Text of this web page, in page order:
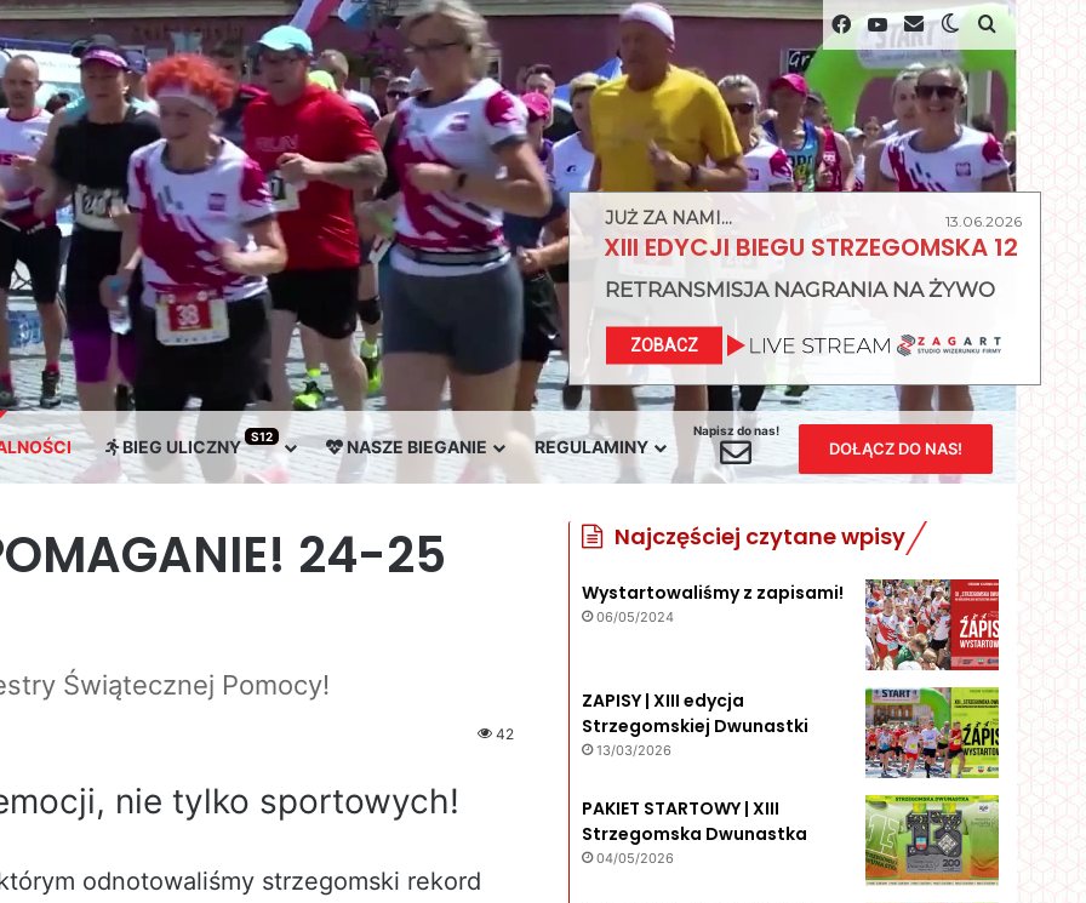
Facebook
YouTubeSwitch skin
szukaj
STRZEGOMSKA DWUNASTKA
BIEG ULICZNY S12 NASZE BIEGANIE REGULAMINY Kontakt z nami
Napisz do nas!
DOŁĄCZ DO NAS!
JUŻ ZA NAMI...
RETRANSMISJA NAGRANIA NA ŻYWO
13.06.2026
XIII EDYCJI BIEGU STRZEGOMSKA 12
ZOBACZ
24-25
Świątecznej Pomocy!
42
nie tylko sportowych!
odnotowaliśmy strzegomski rekord
Najczęściej czytane wpisy
Wystartowaliśmy z zapisami!
06/05/2024
ZAPISY | XIII edycja
Strzegomskiej Dwunastki
13/03/2026
PAKIET STARTOWY | XIII
Strzegomska Dwunastka
04/05/2026